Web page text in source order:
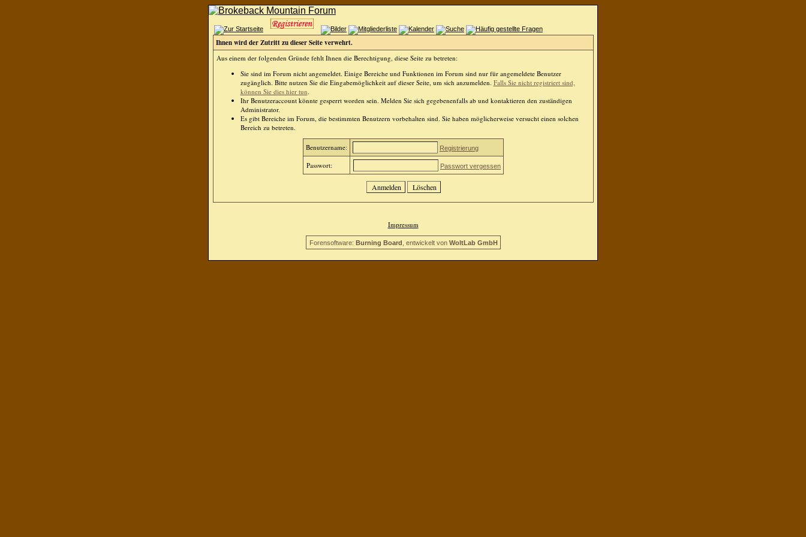
Ihnen wird der Zutritt zu dieser Seite verwehrt.
Aus einem der folgenden Gründe fehlt Ihnen die Berechtigung, diese Seite zu betreten:
Sie sind im Forum nicht angemeldet. Einige Bereiche und Funktionen im Forum sind nur für angemeldete Benutzer
zugänglich. Bitte nutzen Sie die Eingabemöglichkeit auf dieser Seite, um sich anzumelden. Falls Sie nicht registriert sind,
können Sie dies hier tun.
Ihr Benutzeraccount könnte gesperrt worden sein. Melden Sie sich gegebenenfalls ab und kontaktieren den zuständigen
Administrator.
Es gibt Bereiche im Forum, die bestimmten Benutzern vorbehalten sind. Sie haben möglicherweise versucht einen solchen
Bereich zu betreten.
Benutzername: Registrierung
Passwort: Passwort vergessen
Impressum
Forensoftware: Burning Board , entwickelt von WoltLab GmbH